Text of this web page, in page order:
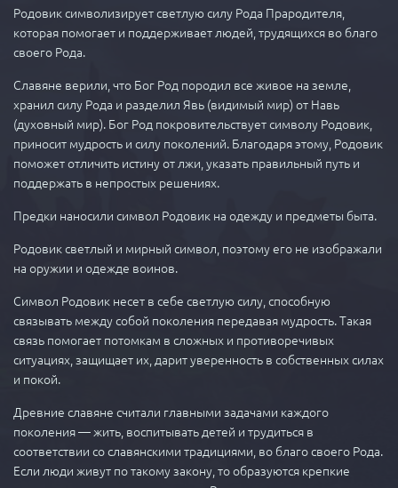
Родовик символизирует светлую силу Рода Прародителя,
которая помогает и поддерживает людей, трудящихся во благо
своего Рода.
Славяне верили, что Бог Род породил все живое на земле,
хранил силу Рода и разделил Явь (видимый мир) от Навь
(духовный мир). Бог Род покровительствует символу Родовик,
приносит мудрость и силу поколений. Благодаря этому, Родовик
поможет отличить истину от лжи, указать правильный путь и
поддержать в непростых решениях.
Предки наносили символ Родовик на одежду и предметы быта.
Родовик светлый и мирный символ, поэтому его не изображали
на оружии и одежде воинов.
Символ Родовик несет в себе светлую силу, способную
связывать между собой поколения передавая мудрость. Такая
связь помогает потомкам в сложных и противоречивых
ситуациях, защищает их, дарит уверенность в собственных силах
и покой.
Древние славяне считали главными задачами каждого
поколения — жить, воспитывать детей и трудиться в
соответствии со славянскими традициями, во благо своего Рода.
Если люди живут по такому закону, то образуются крепкие